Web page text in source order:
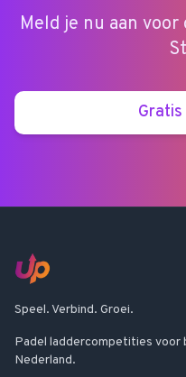
Meld je nu aan
Speel. Verbind. Groei.
Padel laddercompetities voor
Nederland.